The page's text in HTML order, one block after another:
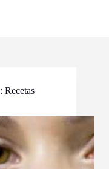
Recetas